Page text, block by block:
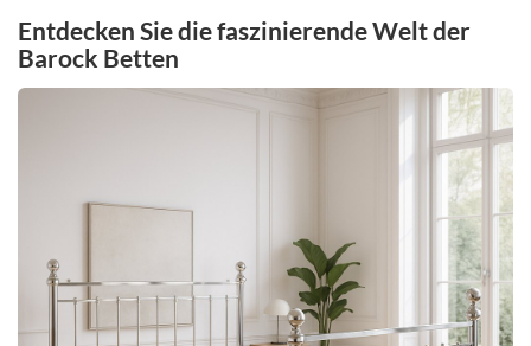
Entdecken Sie die faszinierende Welt der
Barock Betten